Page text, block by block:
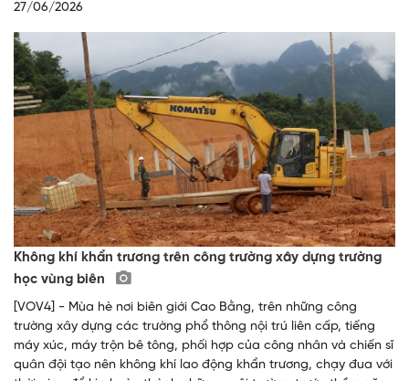
27/06/2026
Không khí khẩn trương trên công trường xây dựng trường
học vùng biên
[VOV4] - Mùa hè nơi biên giới Cao Bằng, trên những công
trường xây dựng các trường phổ thông nội trú liên cấp, tiếng
máy xúc, máy trộn bê tông, phối hợp của công nhân và chiến sĩ
quân đội tạo nên không khí lao động khẩn trương, chạy đua với